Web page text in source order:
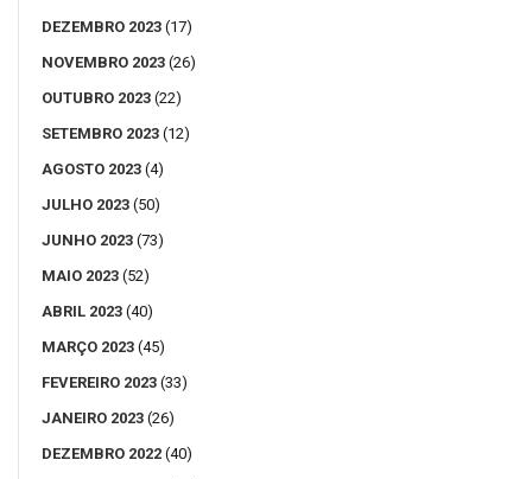
DEZEMBRO 2023 (17)
NOVEMBRO 2023 (26)
OUTUBRO 2023 (22)
SETEMBRO 2023 (12)
AGOSTO 2023 (4)
JULHO 2023 (50)
JUNHO 2023 (73)
MAIO 2023 (52)
ABRIL 2023 (40)
MARÇO 2023 (45)
FEVEREIRO 2023 (33)
JANEIRO 2023 (26)
DEZEMBRO 2022 (40)